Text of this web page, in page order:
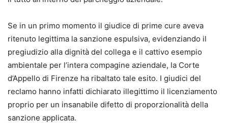
Il testo ripercorre tutte le novità più recenti, tra cui la
sentenza dellaCorte costituzionale 7/2024, che si è
pronunciata sulla disciplina dei licenziamenti collettivi
prevista dal Jobs Act, ed affronta criticità e prospettive a
distanza di circa un anno dalla Riforma, avvalendosi
dell’ausilio di tabelle riepilogative per una migliore e più
facile comprensione degli argomenti trattati e della più
Se in un primo momento il giudice di prime cure aveva
ritenuto legittima la sanzione espulsiva, evidenziando il
pregiudizio alla dignità del collega e il cattivo esempio
ambientale per l’intera compagine aziendale, la Corte
d’Appello di Firenze ha ribaltato tale esito. I giudici del
reclamo hanno infatti dichiarato illegittimo il licenziamento
proprio per un insanabile difetto di proporzionalità della
sanzione applicata.